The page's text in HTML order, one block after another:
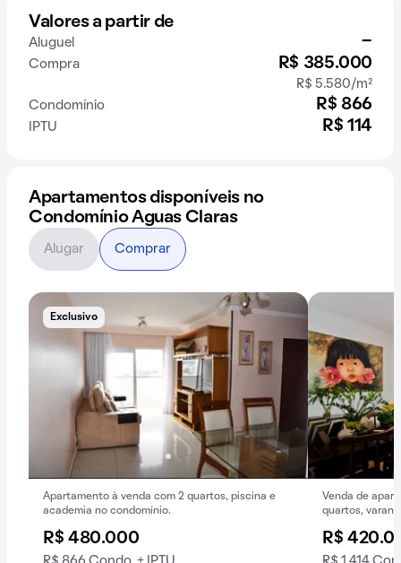
Valores a partir de
Aluguel -
Compra R$ 385.000
R$ 5.580/m²
Condomínio
R$ 866
IPTU R$ 114
Apartamentos disponíveis no
Condomínio Aguas Claras
Exclusivo
Apartamento à venda com 2 quartos, piscina e
academia no condomínio.
R$ 480.000
Venda de
quartos,
R$
Alugar Comprar